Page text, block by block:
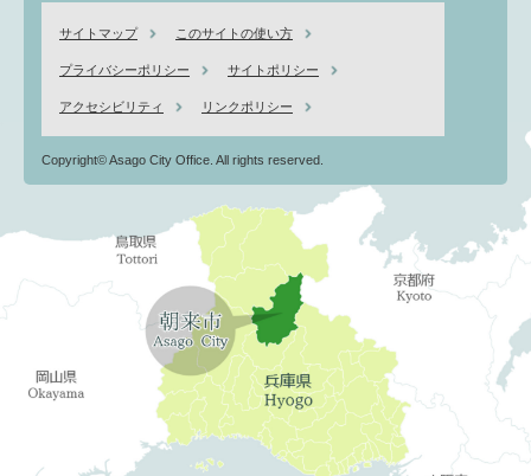
サイトマップ このサイトの使い方
プライバシーポリシー サイトポリシー
アクセシビリティ リンクポリシー
Copyright© Asago City Office. All rights reserved.